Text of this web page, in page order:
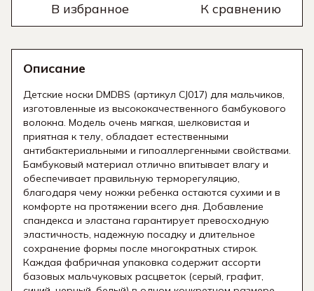
В избранное К сравнению
Описание
Детские носки DMDBS (артикул CJ017) для мальчиков,
изготовленные из высококачественного бамбукового
волокна. Модель очень мягкая, шелковистая и
приятная к телу, обладает естественными
антибактериальными и гипоаллергенными свойствами.
Бамбуковый материал отлично впитывает влагу и
обеспечивает правильную терморегуляцию,
благодаря чему ножки ребенка остаются сухими и в
комфорте на протяжении всего дня. Добавление
спандекса и эластана гарантирует превосходную
эластичность, надежную посадку и длительное
сохранение формы после многократных стирок.
Каждая фабричная упаковка содержит ассорти
базовых мальчуковых расцветок (серый, графит,